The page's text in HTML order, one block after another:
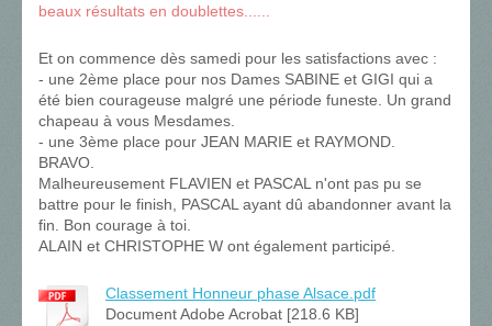
beaux résultats en doublettes......
Et on commence dès samedi pour les satisfactions avec :
- une 2ème place pour nos Dames SABINE et GIGI qui a
été bien courageuse malgré une période funeste. Un grand
chapeau à vous Mesdames.
- une 3ème place pour JEAN MARIE et RAYMOND.
BRAVO.
Malheureusement FLAVIEN et PASCAL n'ont pas pu se
battre pour le finish, PASCAL ayant dû abandonner avant la
fin. Bon courage à toi.
ALAIN et CHRISTOPHE W ont également participé.
Classement Honneur phase Alsace.pdf
Document Adobe Acrobat [218.6 KB]